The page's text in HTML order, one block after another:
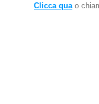
Clicca quao